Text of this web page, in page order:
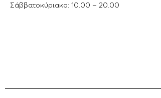
Σάββατοκύριακο: 10.00 – 20.00